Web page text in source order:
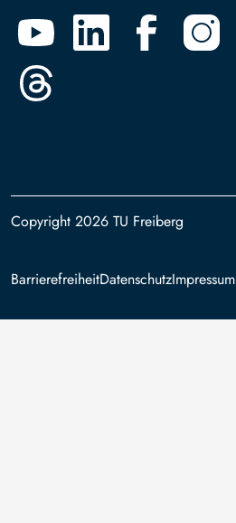
Copyright 2026 TU Freiberg
Footer
BarrierefreiheitDatenschutzImpressum